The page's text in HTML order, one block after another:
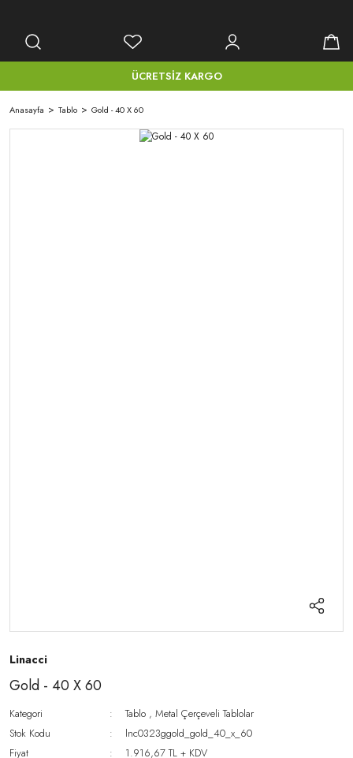
ÜCRETSİZ KARGO
Anasayfa Tablo Gold - 40 X 60
Linacci
Gold - 40 X 60
Kategori Tablo ,Metal Çerçeveli Tablolar
Stok Kodu
lnc0323ggold_gold_40_x_60
Fiyat
1.916,67 TL + KDV